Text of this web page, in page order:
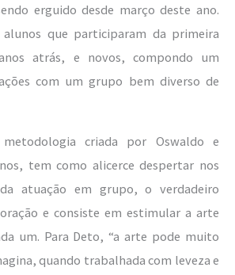
erguido desde março deste ano.
que participaram da primeira
atrás, e novos, compondo um
com um grupo bem diverso de
criada por Oswaldo e
tem como alicerce despertar nos
atuação em grupo, o verdadeiro
e consiste em estimular a arte
um. Para Deto, “a arte pode muito
quando trabalhada com leveza e